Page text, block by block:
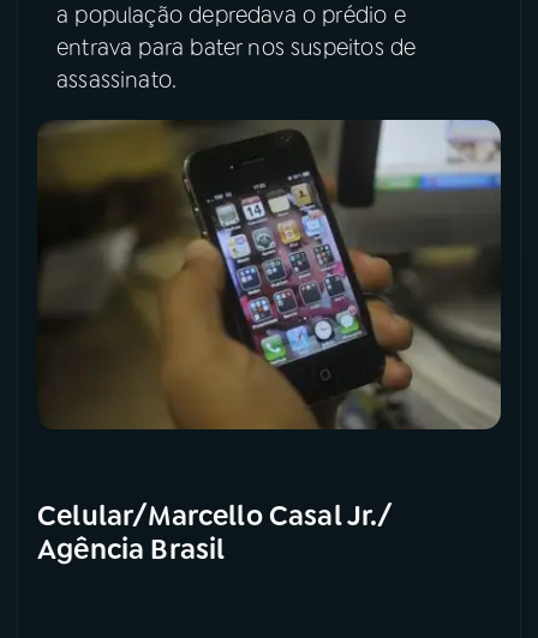
TikTok
a população depredava o prédio e
entrava para bater nos suspeitos de
assassinato.
Celular/Marcello Casal Jr./
Agência Brasil